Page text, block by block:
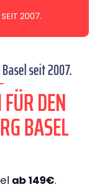
2007.
seit 2007.
DEN
BASEL
ab 149€.